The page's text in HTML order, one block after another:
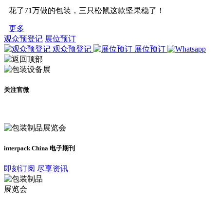
花了71万做的包装，三只松鼠这款坚果稳了！
更多
观众预登记 展位预订
观众预登记
展位预订
关注官微
interpack China 电子期刊
即刻订阅 尽享资讯